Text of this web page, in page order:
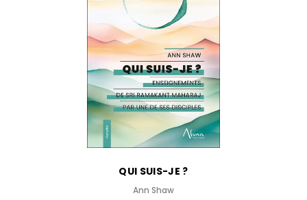
QUI SUIS-JE ?
Ann Shaw